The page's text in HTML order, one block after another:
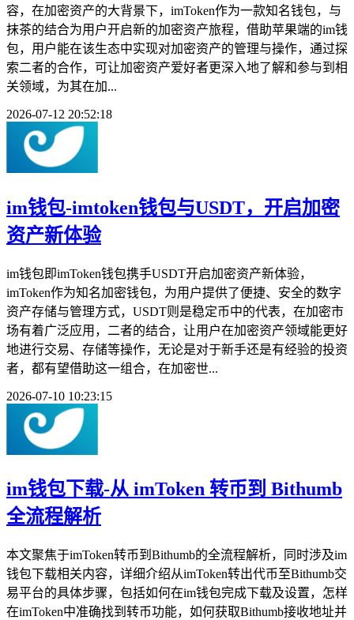
容，在加密资产的大背景下，imToken作为一款知名钱包，与
抹茶的结合为用户开启新的加密资产旅程，借助苹果端的im钱
包，用户能在该生态中实现对加密资产的管理与操作，通过探
索二者的合作，可让加密资产爱好者更深入地了解和参与到相
关领域，为其在加...
2026-07-12 20:52:18
im钱包-imtoken钱包与USDT，开启加密
资产新体验
im钱包即imToken钱包携手USDT开启加密资产新体验，
imToken作为知名加密钱包，为用户提供了便捷、安全的数字
资产存储与管理方式，USDT则是稳定币中的代表，在加密市
场有着广泛应用，二者的结合，让用户在加密资产领域能更好
地进行交易、存储等操作，无论是对于新手还是有经验的投资
者，都有望借助这一组合，在加密世...
2026-07-10 10:23:15
im钱包下载-从 imToken 转币到 Bithumb
全流程解析
本文聚焦于imToken转币到Bithumb的全流程解析，同时涉及im
钱包下载相关内容，详细介绍从imToken转出代币至Bithumb交
易平台的具体步骤，包括如何在im钱包完成下载及设置，怎样
在imToken中准确找到转币功能，如何获取Bithumb接收地址并